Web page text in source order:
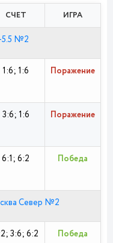
СЧЕТ ИГРА
5.5 №2
1:6; 1:6 Поражение
3:6; 1:6 Поражение
6:1; 6:2 Победа
Север №2
3:6; 6:2 Победа